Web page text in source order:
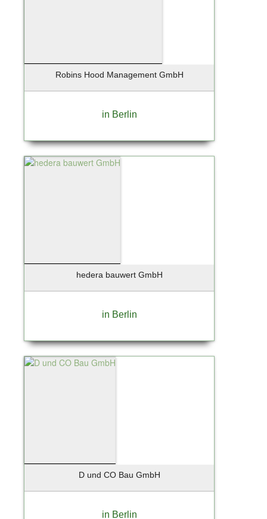
Robins Hood Management GmbH
in Berlin
hedera bauwert GmbH
in Berlin
D und CO Bau GmbH
in Berlin